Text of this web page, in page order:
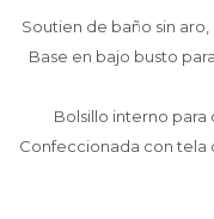
Soutien de baño sin
Base en bajo busto
Bolsillo interno
Confeccionada con tela